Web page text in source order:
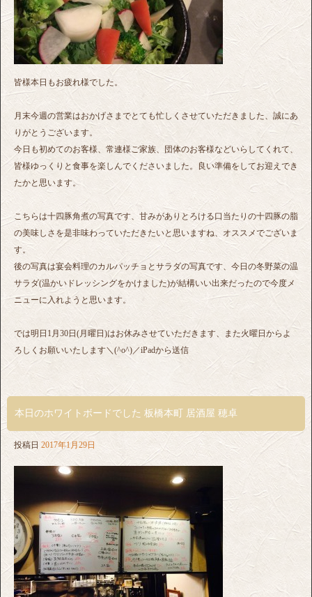
皆様本日もお疲れ様でした。
月末今週の営業はおかげさまでとても忙しくさせていただきました、誠にあ
りがとうございます。
今日も初めてのお客様、常連様ご家族、団体のお客様などいらしてくれて、
皆様ゆっくりと食事を楽しんでくださいました。良い準備をしてお迎えでき
たかと思います。
こちらは十四豚角煮の写真です、甘みがありとろける口当たりの十四豚の脂
の美味しさを是非味わっていただきたいと思いますね、オススメでございま
す。
後の写真は宴会料理のカルパッチョとサラダの写真です、今日の冬野菜の温
サラダ(温かいドレッシングをかけました)が結構いい出来だったので今度メ
ニューに入れようと思います。
では明日1月30日(月曜日)はお休みさせていただきます、また火曜日からよ
ろしくお願いいたします＼(^o^)／iPadから送信
本日のホワイトボードでした 板橋本町 居酒屋 穂卓
投稿日 2017年1月29日